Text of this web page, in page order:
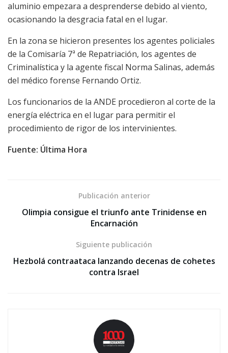
aluminio empezara a desprenderse debido al viento,
ocasionando la desgracia fatal en el lugar.
En la zona se hicieron presentes los agentes policiales
de la Comisaría 7ª de Repatriación, los agentes de
Criminalística y la agente fiscal Norma Salinas, además
del médico forense Fernando Ortiz.
Los funcionarios de la ANDE procedieron al corte de la
energía eléctrica en el lugar para permitir el
procedimiento de rigor de los intervinientes.
Fuente: Última Hora
Publicación anterior
Olimpia consigue el triunfo ante Trinidense en
Encarnación
Siguiente publicación
Hezbolá contraataca lanzando decenas de cohetes
contra Israel